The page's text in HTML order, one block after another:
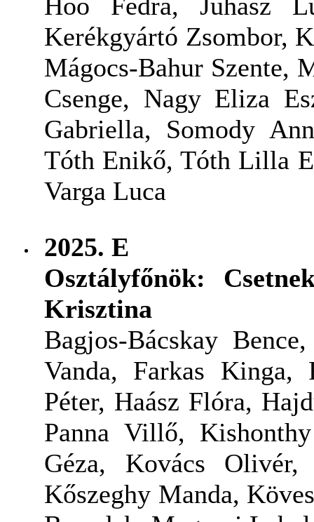
Kerékgyártó Zsombor,
Mágocs-Bahur Szente,
Csenge, Nagy Eliza
Gabriella, Somody
Tóth Enikő, Tóth Lilla
Varga Luca
2025. E
Osztályfőnök:
Krisztina
Bagjos-Bácskay
Vanda, Farkas
Péter, Haász Flóra,
Panna Villő,
Géza, Kovács
Kőszeghy Manda,